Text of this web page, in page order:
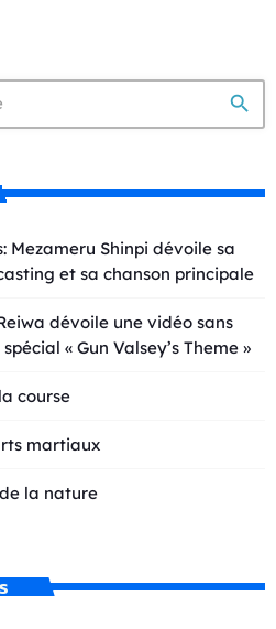
search
Mezameru Shinpi dévoile sa
et sa chanson principale
dévoile une vidéo sans
« Gun Valsey’s Theme »
course
martiaux
la nature